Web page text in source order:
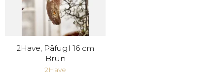
2Have, Påfugl 16 cm
Brun
2Have